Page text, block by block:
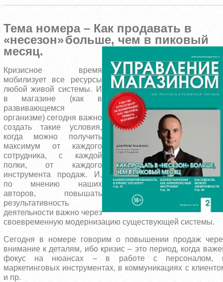
Тема номера – Как продавать в
«несезон»больше, чем в пиковый
месяц.
Кризисное время
мобилизует все ресурсы
любой живой системы. И
в магазине (как в
развивающемся
организме) сегодня важно
создать такие условия,
когда можно получить
максимум от каждого
сотрудника, с каждой
полки, от каждого
инструмента продаж. И,
по мнению наших
авторов, повышать
результативность
деятельности важно через
своевременную модернизацию существующей системы.
Сегодня в номере говорим о повышении продаж
внимание к деталям, ибо кризис – это период, когда
фокус на нюансах – в работе с персоналом,
маркетинговых инструментах, в коммуникациях с
и пр.